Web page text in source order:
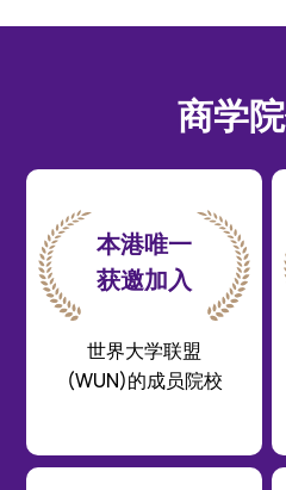
商学
本港唯一
获邀加入
世界大学联盟
(WUN)的成员院校